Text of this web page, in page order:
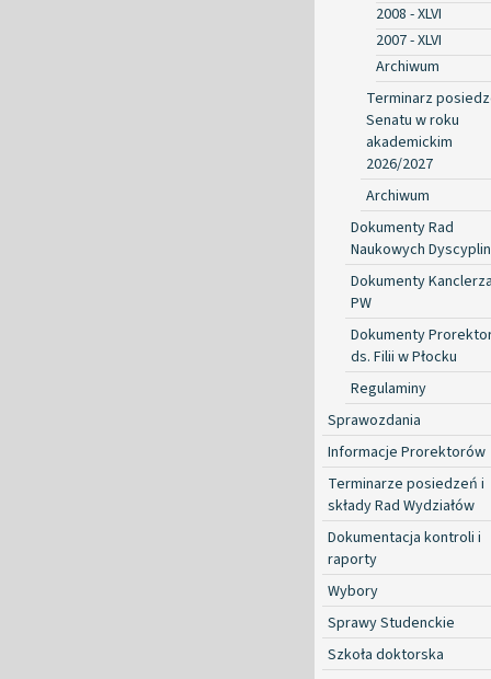
2008 - XLVI
2007 - XLVI
Archiwum
Terminarz
Senatu w roku
akademickim
2026/2027
Archiwum
Dokumenty Rad
Naukowych Dyscyplin
Dokumenty
PW
Dokumenty
ds. Filii w Płocku
Regulaminy
Sprawozdania
Informacje Prorektorów
Terminarze posiedzeń i
składy Rad Wydziałów
Dokumentacja kontroli i
raporty
Wybory
Sprawy Studenckie
Szkoła doktorska